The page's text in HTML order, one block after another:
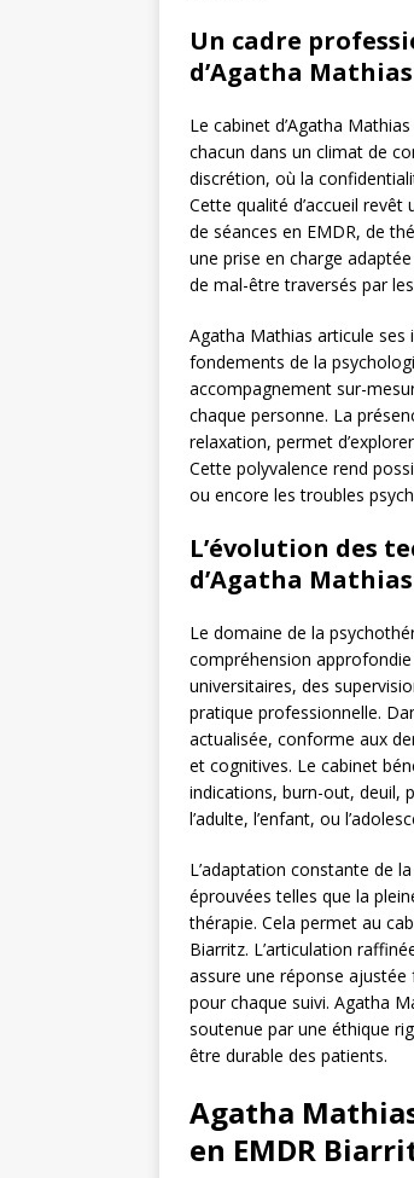
Un cadre
d’Agatha Mathias
Le cabinet d’Agatha
chacun dans un climat de
discrétion, où la
Cette qualité d’accueil revêt
de séances en EMDR, de
une prise en charge
de mal-être traversés par
Agatha Mathias articule ses
fondements de la
accompagnement sur-
chaque personne. La
relaxation, permet
Cette polyvalence rend
ou encore les troubles
L’évolution des
d’Agatha Mathias
Le domaine de la
compréhension
universitaires, des
pratique professionnelle.
actualisée, conforme aux
et cognitives. Le cabinet
indications, burn-out, deuil,
l’adulte, l’enfant, ou
L’adaptation constante de
éprouvées telles que la
thérapie. Cela permet au
Biarritz. L’articulation
assure une réponse
pour chaque suivi. Agatha
soutenue par une éthique
être durable des patients.
Agatha
en EMDR